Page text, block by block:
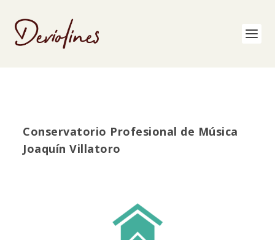
Conservatorio Profesional de Música
Joaquín Villatoro